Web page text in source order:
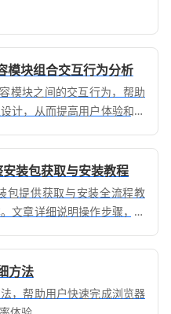
模块组合交互行为分析
模块之间的交互行为，帮助
计，从而提高用户体验和网
装包获取与安装教程
包提供获取与安装全流程教
文章详细说明操作步骤，高
方法
，帮助用户快速完成浏览器